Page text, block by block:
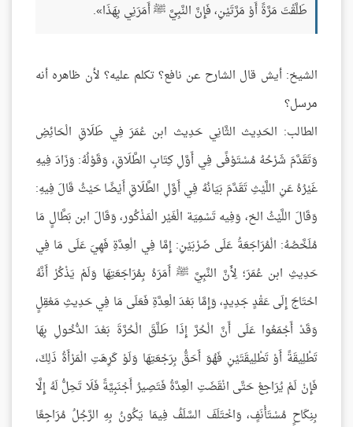
طَلَّقْتَ مَرَّةً أَوْ مَرَّتَيْنِ، فَإِنَّ النَّبِيَّ ﷺ أَمَرَنِي بِهَذَا».
الشيخ: أيش قال الشارح عن نافع؟ تكلم عليه؟ لأن ظاهره أنه
مرسل؟
الطالب: الحَدِيث الثَّانِي حَدِيث ابن عُمَرَ فِي طَلَاقِ الْحَائِضِ
وَتَقَدَّمَ شَرْحُهُ مُسْتَوْفًى فِي أَوَّلِ كِتَابِ الطَّلَاقِ، وَقَوْلُهُ: وَزَادَ فِيهِ
غَيْرُهُ عَنِ اللَّيْثِ تَقَدَّمَ بَيَانُهُ فِي أَوَّلِ الطَّلَاقِ أَيْضًا حَيْثُ قَالَ فِيهِ:
وَقَالَ اللَّيْثُ الخ، وَفِيه تَسْمِيَة الْغَيْر الْمَذْكُور، وَقَالَ ابن بَطَّالٍ مَا
مُلَخَّصُهُ: الْمُرَاجَعَةُ عَلَى ضَرْبَيْنِ: إِمَّا فِي الْعِدَّةِ فَهِيَ عَلَى مَا فِي
حَدِيثِ ابن عُمَرَ؛ لِأَنَّ النَّبِيَّ ﷺ أَمَرَهُ بِمُرَاجَعَتِهَا وَلَمْ يَذْكُرْ أَنَّهُ
احْتَاجَ إِلَى عَقْدٍ جَدِيدٍ، وَإِمَّا بَعْدَ الْعِدَّةِ فَعَلَى مَا فِي حَدِيثِ مَعْقِلٍ
وَقَدْ أَجْمَعُوا عَلَى أَنَّ الْحُرَّ إِذَا طَلَّقَ الْحُرَّةَ بَعْدَ الدُّخُولِ بِهَا
تَطْلِيقَةً أَوْ تَطْلِيقَتَيْنِ فَهُوَ أَحَقُّ بِرَجْعَتِهَا وَلَوْ كَرِهَتِ الْمَرْأَةُ ذَلِكَ،
فَإِنْ لَمْ يُرَاجِعْ حَتَّى انْقَضَتِ الْعِدَّةُ فَتَصِيرُ أَجْنَبِيَّةً فَلَا تَحِلُّ لَهُ إِلَّا
بِنِكَاحٍ مُسْتَأْنَفٍ، وَاخْتَلَفَ السَّلَفُ فِيمَا يَكُونُ بِهِ الرَّجُلُ مُرَاجِعًا